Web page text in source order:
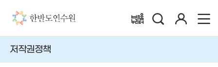
배움누리터
저작권정책